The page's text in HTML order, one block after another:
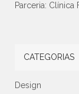
Parceria:
CATEGORIAS
Design